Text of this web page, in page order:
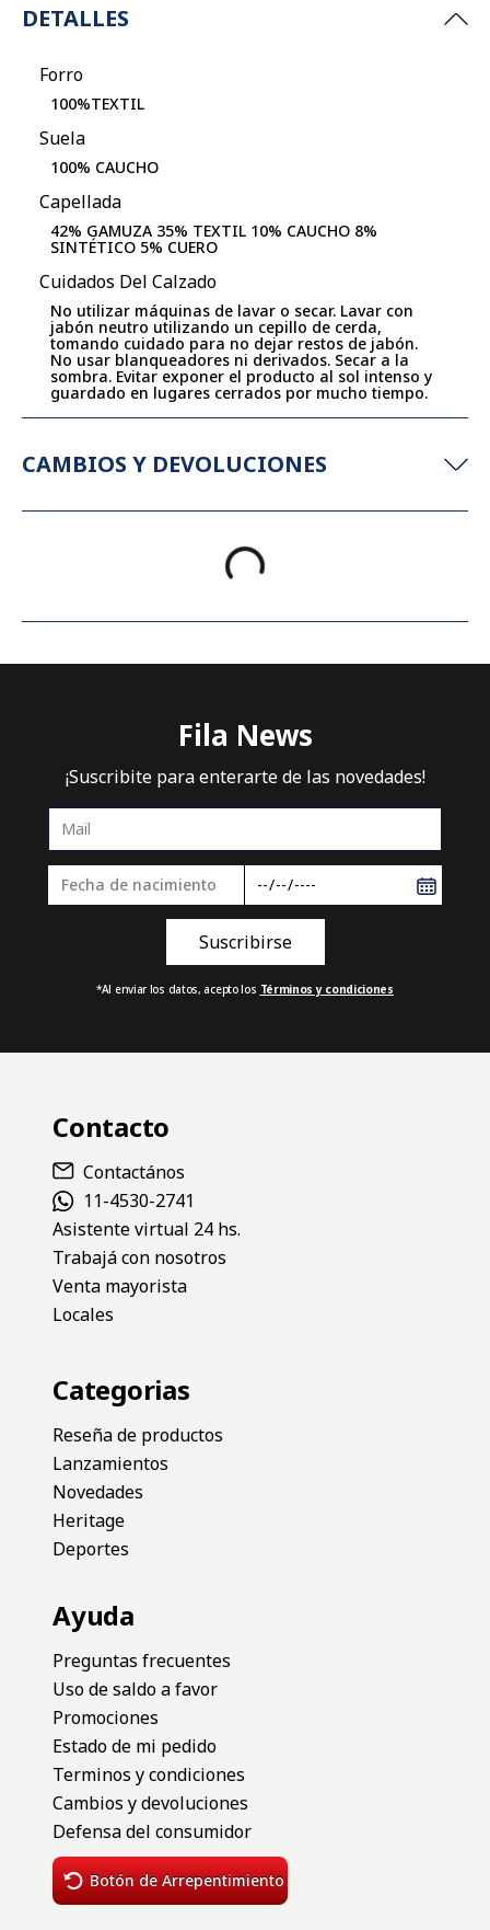
DETALLES
Forro
100%TEXTIL
Suela
100% CAUCHO
Capellada
42% GAMUZA 35% TEXTIL 10% CAUCHO 8%
SINTÉTICO 5% CUERO
Cuidados Del Calzado
No utilizar máquinas de lavar o secar. Lavar con
jabón neutro utilizando un cepillo de cerda,
tomando cuidado para no dejar restos de jabón.
No usar blanqueadores ni derivados. Secar a la
sombra. Evitar exponer el producto al sol intenso y
guardado en lugares cerrados por mucho tiempo.
CAMBIOS Y DEVOLUCIONES
CAMPERA MUJER FILA HERITAGE F-
CAMPERA
3 cuotas sin interes
¡Suscribite para enterarte de las novedades!
Contacto
Contactános
11-4530-2741
Trabajá con nosotros
Venta mayorista
Locales
Categorias
Reseña de productos
Lanzamientos
Novedades
Heritage
Deportes